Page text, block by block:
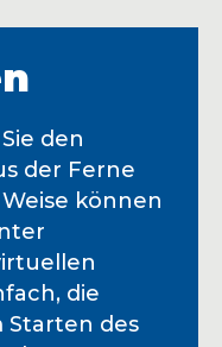
den
der Ferne
können
die
Starten des